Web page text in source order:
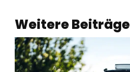
Weitere Beiträge